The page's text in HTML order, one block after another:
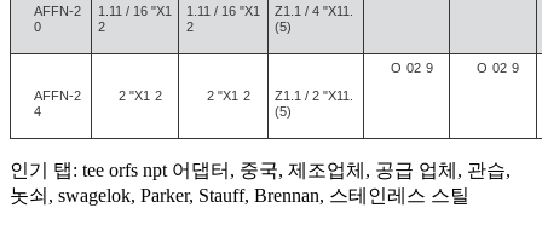
AFFN-2
0
1.11 / 16 "X1
2
1.11 / 16 "X1
2
Z1.1 / 4 "X11.
(5)
AFFN-2
4
2 "X1 2 2 "X1 2
Z1.1 / 2 "X11.
(5)
O 02 9 O 02 9
인기 탭: tee orfs npt 어댑터, 중국, 제조업체, 공급 업체, 관습,
놋쇠, swagelok, Parker, Stauff, Brennan, 스테인레스 스틸